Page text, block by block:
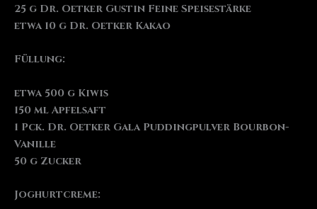
25 g Dr. Oetker Gustin Feine Speisestärke
etwa 10 g Dr. Oetker Kakao
Füllung:
etwa 500 g Kiwis
150 ml Apfelsaft
1 Pck. Dr. Oetker Gala Puddingpulver Bourbon-
Vanille
50 g Zucker
Joghurtcreme: